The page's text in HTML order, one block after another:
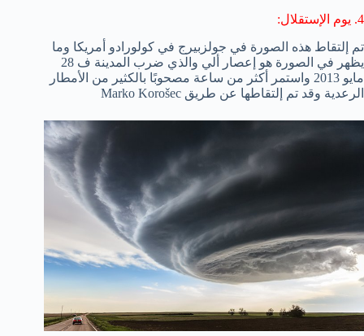
4. يوم الإستقلال:
تم إلتقاط هذه الصورة في جولزبيرج في كولورادو أمريكا وما
يظهر في الصورة هو إعصار ألي والذي ضرب المدينة ف 28
مايو 2013 واستمر أكثر من ساعة مصحوبًا بالكثير من الأمطار
الرعدية وقد تم إلتقاطها عن طريق Marko Korošec